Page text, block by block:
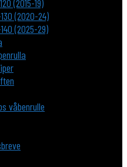
(2015-19)
(2020-24)
(2025-29)
våbenrulle